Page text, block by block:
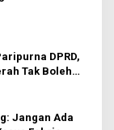
DPRD,
Tak Boleh
Jangan Ada